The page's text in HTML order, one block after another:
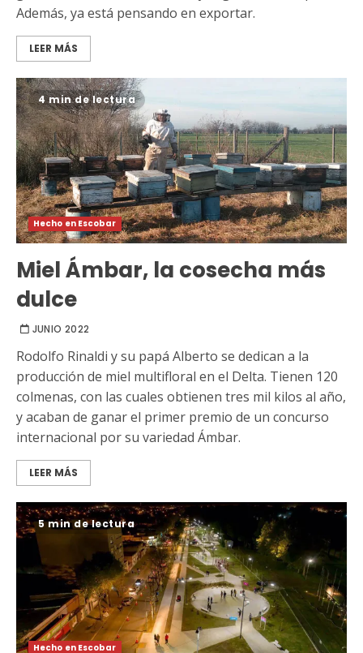
Además, ya está pensando en exportar.
LEER MÁS
4 min de lectura
Hecho en Escobar
Miel Ámbar, la cosecha más
dulce
JUNIO 2022
Rodolfo Rinaldi y su papá Alberto se dedican a la
producción de miel multifloral en el Delta. Tienen 120
colmenas, con las cuales obtienen tres mil kilos al año,
y acaban de ganar el primer premio de un concurso
internacional por su variedad Ámbar.
LEER MÁS
5 min de lectura
Hecho en Escobar